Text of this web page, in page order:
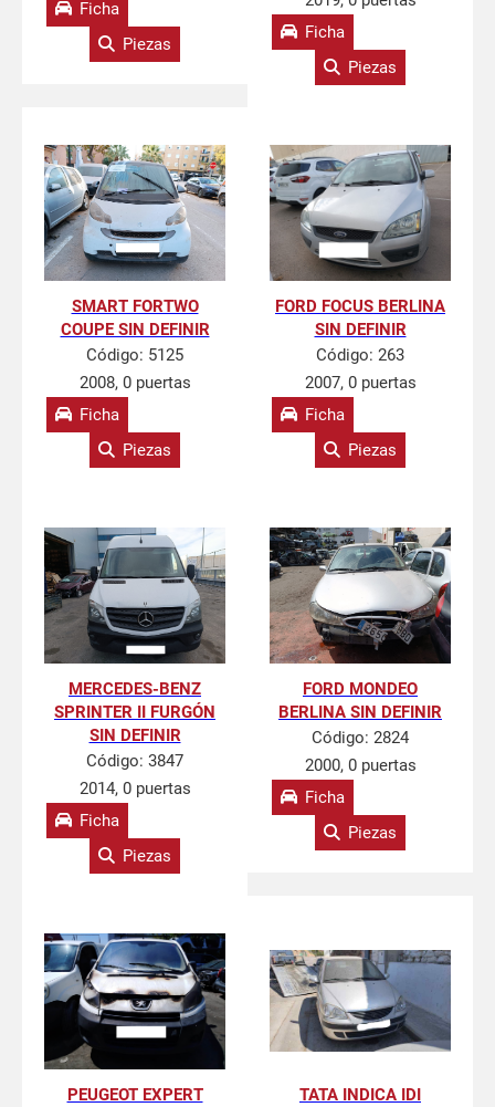
Ficha
Piezas
Ficha
Piezas
SMART FORTWO
COUPE SIN DEFINIR
Código: 5125
2008, 0 puertas
Ficha
Piezas
FORD FOCUS BERLINA
SIN DEFINIR
Código: 263
2007, 0 puertas
Ficha
Piezas
MERCEDES-BENZ
SPRINTER II FURGÓN
SIN DEFINIR
Código: 3847
2014, 0 puertas
Ficha
Piezas
FORD MONDEO
BERLINA SIN DEFINIR
Código: 2824
2000, 0 puertas
Ficha
Piezas
PEUGEOT EXPERT
TATA INDICA IDI